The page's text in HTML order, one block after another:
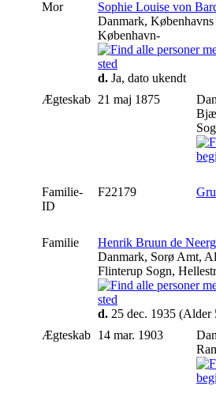
Mor Sophie Louise von
Danmark,
København-
d. Ja, dato ukendt
Ægteskab 21 maj 1875
Familie-
ID
F22179
Familie Henrik Bruun de
Danmark, Sorø Amt,
Flinterup Sogn,
d. 25 dec. 1935 (Alder
Ægteskab 14 mar. 1903